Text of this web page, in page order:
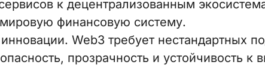
к децентрализованным
финансовую систему.
Web3 требует нестандартных
прозрачность и устойчивость к